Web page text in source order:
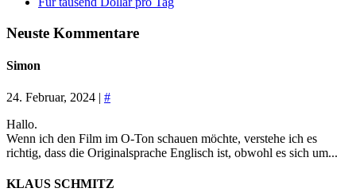
Neuste Kommentare
Simon
24. Februar, 2024 | #
Hallo.
Wenn ich den Film im O-Ton schauen möchte, verstehe ich es
richtig, dass die Originalsprache Englisch ist, obwohl es sich um...
KLAUS SCHMITZ